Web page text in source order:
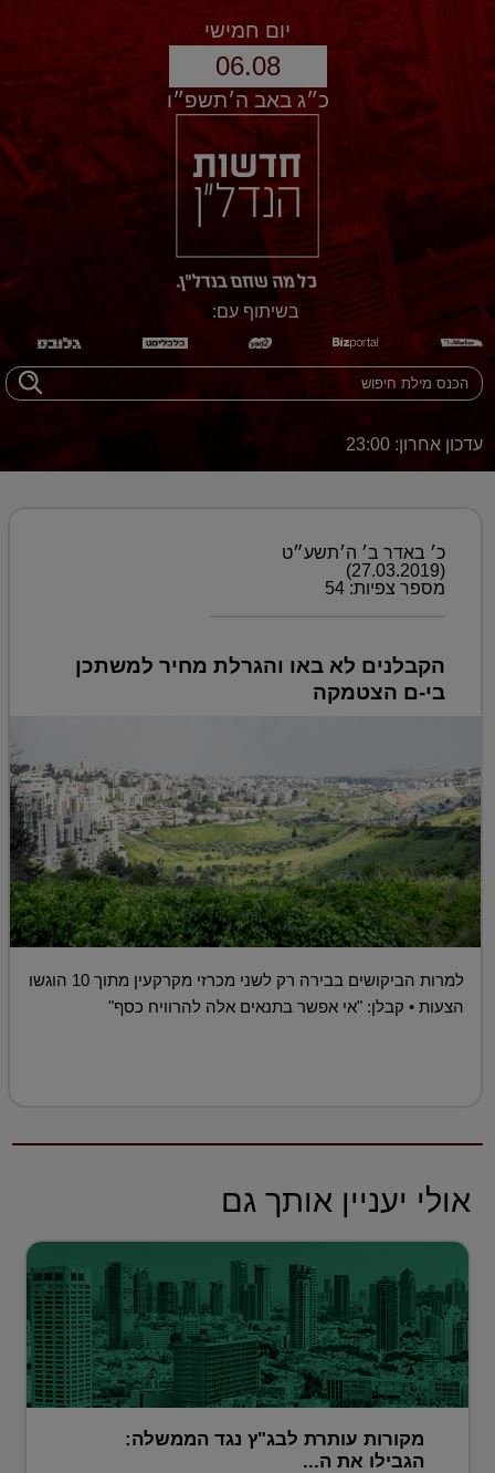
יום חמישי
06.08
כ״ג באב ה׳תשפ״ו
בשיתוף עם:
עדכון אחרון: 23:00
כ׳ באדר ב׳ ה׳תשע״ט
(27.03.2019)
מספר צפיות: 54
הקבלנים לא באו והגרלת מחיר למשתכן
בי-ם הצטמקה
למרות הביקושים בבירה רק לשני מכרזי מקרקעין מתוך 10 הוגשו
הצעות • קבלן: "אי אפשר בתנאים אלה להרוויח כסף"
אולי יעניין אותך גם
מקורות עותרת לבג"ץ נגד הממשלה:
הגבילו את ה...